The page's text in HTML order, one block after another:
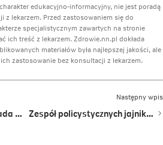
edukacyjno-informacyjny, nie jest poradą
z lekarzem. Przed zastosowaniem się do
specjalistycznym zawartych na stronie
ich treść z lekarzem. Zdrowie.nn.pl dokłada
materiałów była najlepszej jakości, ale
zastosowanie bez konsultacji z lekarzem.
Wnętrostwo – częsta wada wcześniaków, którą można leczyć
Następny wpis
Zespół policystycznych jajników (PCOS) – przyczyny, objawy, leczenie